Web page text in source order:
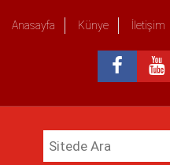
Anasayfa Künye İletişim